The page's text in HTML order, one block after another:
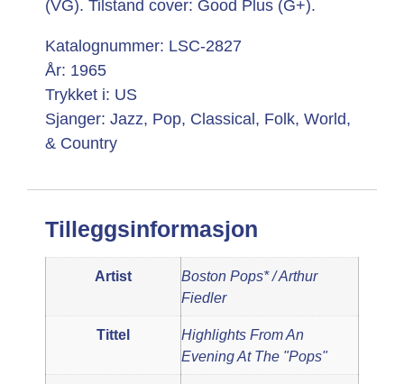
(VG). Tilstand cover: Good Plus (G+).
Katalognummer: LSC-2827
År: 1965
Trykket i: US
Sjanger: Jazz, Pop, Classical, Folk, World,
& Country
Tilleggsinformasjon
Artist
Boston Pops* / Arthur
Fiedler
Tittel
Highlights From An
Evening At The "Pops"